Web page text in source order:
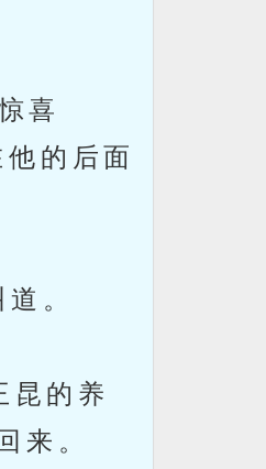
喜
的后面
。
的养
来。